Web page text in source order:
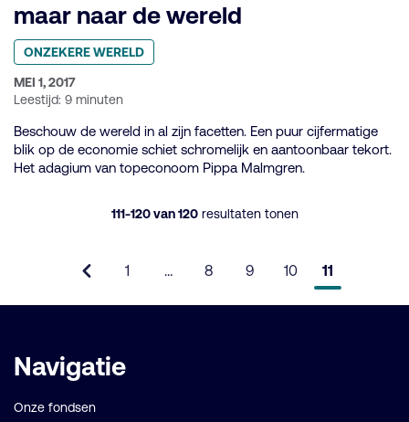
maar naar de wereld
Geplaatst
categorie:
ONZEKERE WERELD
GEPUBLICEERD
OP:
MEI 1, 2017
Leestijd: 9 minuten
Beschouw de wereld in al zijn facetten. Een puur cijfermatige
blik op de economie schiet schromelijk en aantoonbaar tekort.
Het adagium van topeconoom Pippa Malmgren.
111-120 van 120resultaten tonen
Vorige
pagina
Pagina
1 …
Pagina
8
Pagina
9
Pagina
10
Pagina
11
Belangrijke
links
Navigatie
Onze fondsen